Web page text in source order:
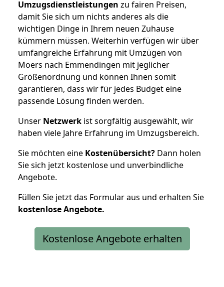
Umzugsdienstleistungen zu fairen Preisen,
damit Sie sich um nichts anderes als die
wichtigen Dinge in Ihrem neuen Zuhause
kümmern müssen. Weiterhin verfügen wir über
umfangreiche Erfahrung mit Umzügen von
Moers nach Emmendingen mit jeglicher
Größenordnung und können Ihnen somit
garantieren, dass wir für jedes Budget eine
passende Lösung finden werden.
Unser Netzwerk ist sorgfältig ausgewählt, wir
haben viele Jahre Erfahrung im Umzugsbereich.
Sie möchten eine Kostenübersicht? Dann holen
Sie sich jetzt kostenlose und unverbindliche
Angebote.
Füllen Sie jetzt das Formular aus und erhalten Sie
kostenloseAngebote.
Kostenlose Angebote erhalten